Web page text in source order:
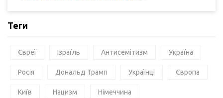
Теги
Євреї Ізраїль Антисемітизм Україна
Росія Дональд Трамп Українці Європа
Київ Нацизм Німеччина